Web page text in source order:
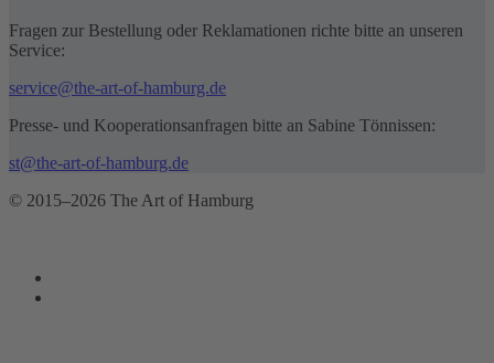
Fragen zur Bestellung oder Reklamationen richte bitte an unseren
Service:
service@the-art-of-hamburg.de
Presse- und Kooperationsanfragen bitte an Sabine Tönnissen:
st@the-art-of-hamburg.de
© 2015–2026 The Art of Hamburg